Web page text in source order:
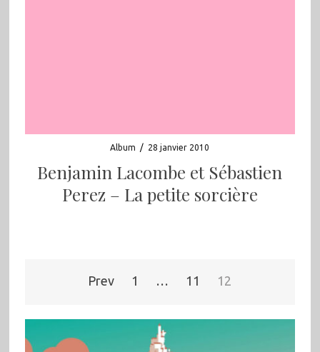
Album / 28 janvier 2010
Benjamin Lacombe et Sébastien
Perez – La petite sorcière
Prev 1 … 11 12